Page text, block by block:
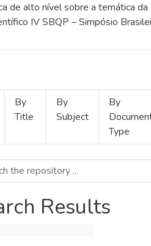
de alto nível sobre a temática
IV SBQP – Simpósio
By
Title
By
Subject
By
Type
Results